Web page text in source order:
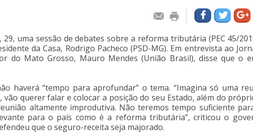
uma sessão de debates sobre a reforma tributária (PEC 45/
da Casa, Rodrigo Pacheco (PSD-MG). Em entrevista ao
do Mato Grosso, Mauro Mendes (União Brasil), disse que o
haverá “tempo para aprofundar” o tema. “Imagina só uma
querer falar e colocar a posição do seu Estado, além do
altamente improdutiva. Não teremos tempo suficiente
para o país como é a reforma tributária”, criticou o
que o seguro-receita seja majorado.